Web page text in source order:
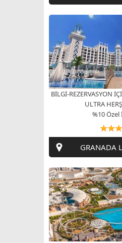
BİLGİ-REZERVASYON
ULTRA
%10
GRANADA
BİLGİ-REZERVASYON
ULTRA
%60